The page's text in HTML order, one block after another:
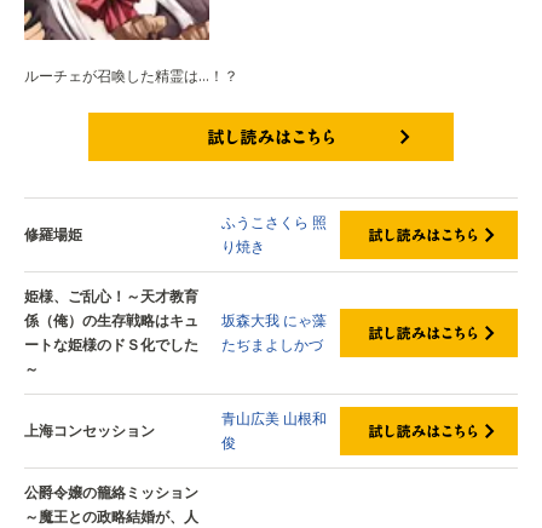
ルーチェが召喚した精霊は…！？
修羅場姫
ふうこさくら 照
り焼き
姫様、ご乱心！～天才教育
係（俺）の生存戦略はキュ
ートな姫様のドＳ化でした
～
坂森大我 にゃ藻
たぢまよしかづ
上海コンセッション
青山広美 山根和
俊
公爵令嬢の籠絡ミッション
～魔王との政略結婚が、人